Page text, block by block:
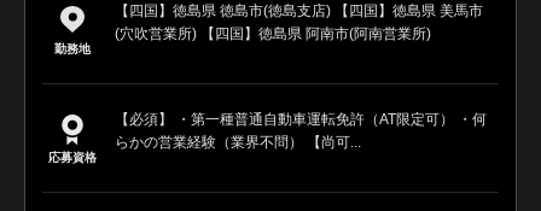
勤務地
【四国】徳島県 徳島市(徳島支店) 【四国】徳島県 美馬市
(穴吹営業所) 【四国】徳島県 阿南市(阿南営業所)
応募資格
【必須】 ・第一種普通自動車運転免許（AT限定可） ・何
らかの営業経験（業界不問） 【尚可...